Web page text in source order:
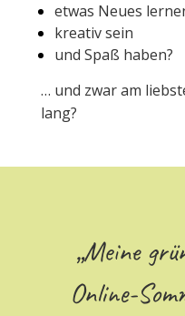
etwas Neues
kreativ sein
und Spaß haben?
… und zwar am
lang?
„Meine
Online-